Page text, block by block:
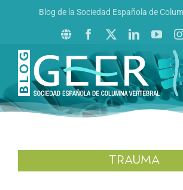
Blog de la Sociedad Española de
Inicio
Revista La Columna al Día
TRAUMA